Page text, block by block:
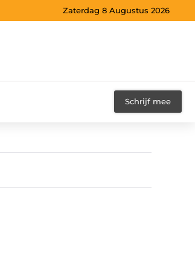
Zaterdag 8 Augustus 2026
Schrijf mee